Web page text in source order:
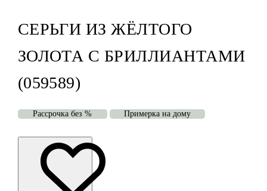
СЕРЬГИ ИЗ ЖЁЛТОГО
ЗОЛОТА С БРИЛЛИАНТАМИ
(059589)
Рассрочка без % Примерка на дому